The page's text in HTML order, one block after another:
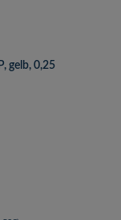
gelb, 0,25